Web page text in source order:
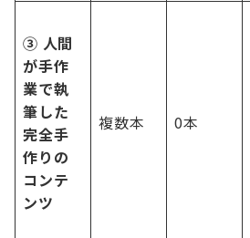
③ 人間
が手作
業で執
筆した
完全手
作りの
コンテ
ンツ
複数本 0本